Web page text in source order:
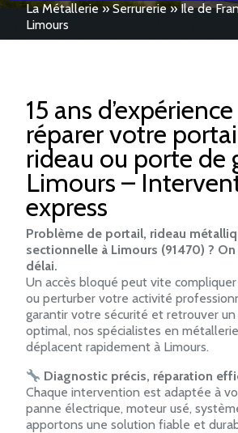
La Métallerie»Serrurerie»Ile de
Limours
15 ans
réparer votre
rideau ou porte de
Limours –
express
Problème de portail, rideau
sectionnelle à Limours (91470) ?
délai.
Un accès bloqué peut vite
ou perturber votre activité
garantir votre sécurité et retrouver
optimal, nos spécialistes en
déplacent rapidement à Limours.
Diagnostic précis, réparation
Chaque intervention est adaptée à
panne électrique, moteur usé,
apportons une solution fiable et